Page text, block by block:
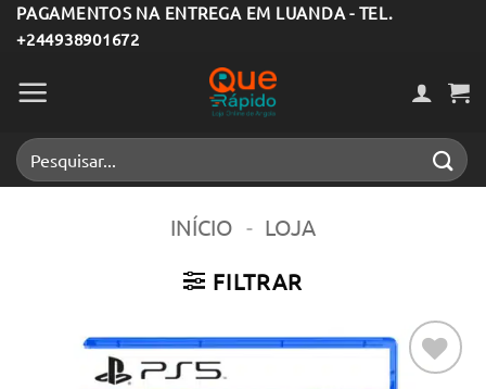
Skip
to
content
PAGAMENTOS NA ENTREGA EM LUANDA - TEL.
+244938901672
Pesquisar
por:
INÍCIO - LOJA
FILTRAR